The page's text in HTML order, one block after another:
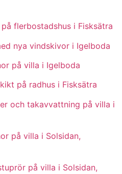
flerbostadshus i Fisksätra
nya vindskivor i Igelboda
på villa i Igelboda
på radhus i Fisksätra
och takavvattning på villa i
på villa i Solsidan,
på villa i Solsidan,